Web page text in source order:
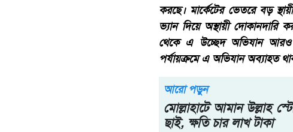
করছে। মার্কেটের ভেতরে বড়
ভ্যান দিয়ে অস্থায়ী
থেকে এ উচ্ছেদ অভিযান আরও
পর্যায়ক্রমে এ অভিযান অব্যাহত
আরো পড়ুন
মোল্লাহাটে আমান উল্লাহ
ছাই, ক্ষতি চার লাখ টাকা